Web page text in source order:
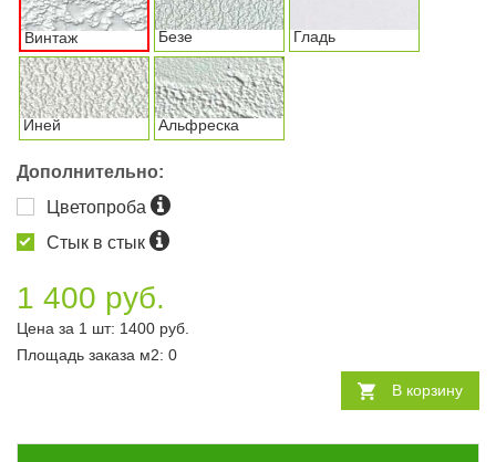
Винтаж Безе Гладь
Иней Альфреска
Дополнительно:
Цветопроба
Стык в стык
1 400 руб.
Цена за 1 шт: 1400 руб.
Площадь заказа м2: 0
В корзину